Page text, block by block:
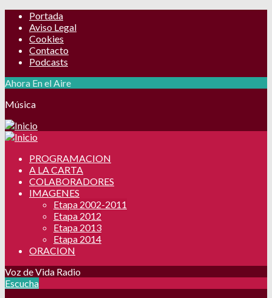
Portada
Aviso Legal
Cookies
Contacto
Podcasts
Ahora En el Aire
Música
PROGRAMACION
A LA CARTA
COLABORADORES
IMAGENES
Etapa 2002-2011
Etapa 2012
Etapa 2013
Etapa 2014
ORACION
Voz de Vida Radio
Escucha